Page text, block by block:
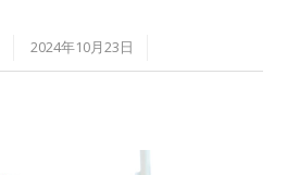
2024年10月23日